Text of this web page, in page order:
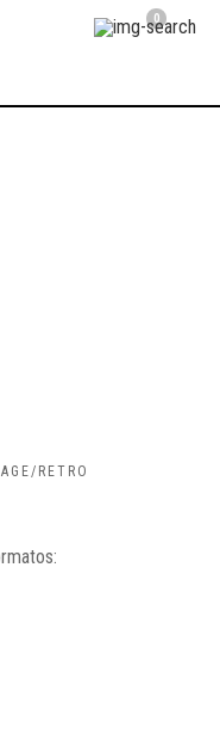
0
RETRO